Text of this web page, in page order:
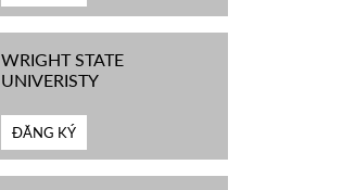
WRIGHT STATE
UNIVERISTY
ĐĂNG KÝ